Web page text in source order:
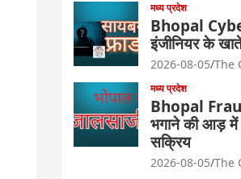
मध्य प्रदेश
Bhopal
इंजीनियर के
2026-08-05 The
मध्य प्रदेश
Bhopal
भगाने की आड़ में
सक्रिय
2026-08-05 The